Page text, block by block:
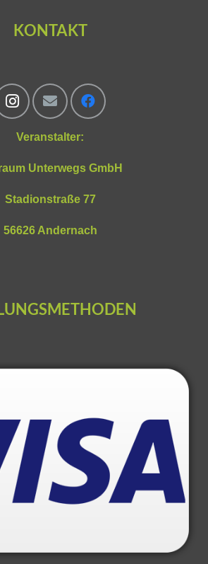
KONTAKT
Veranstalter:
Unterwegs GmbH
Stadionstraße 77
56626 Andernach